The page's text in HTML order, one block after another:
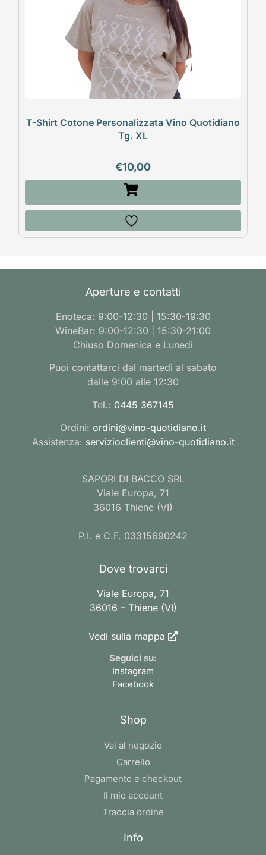
T-Shirt Cotone Personalizzata Vino Quotidiano
Tg. XL
€10,00
Aperture e contatti
Enoteca: 9:00-12:30 | 15:30-19:30
WineBar: 9:00-12:30 | 15:30-21:00
Chiuso Domenica e Lunedì
Puoi contattarci dal martedì al sabato
dalle 9:00 alle 12:30
Tel.: 0445 367145
Ordini: ordini@vino-quotidiano.it
Assistenza: servizioclienti@vino-quotidiano.it
SAPORI DI BACCO SRL
Viale Europa, 71
36016 Thiene (VI)
P.I. e C.F. 03315690242
Dove trovarci
Viale Europa, 71
36016 – Thiene (VI)
Vedi sulla mappa
Seguici su:
Instagram
Facebook
Shop
Vai al negozio
Carrello
Pagamento e checkout
Il mio account
Traccia ordine
Info